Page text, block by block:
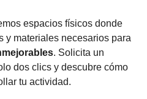
espacios físicos donde
y materiales necesarios para
. Solicita un
dos clics y descubre cómo
tu actividad.